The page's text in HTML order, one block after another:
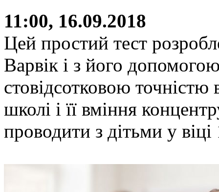
11:00, 16.09.2018
Цей простий тест
Варвік і з його
стовідсотковою
школі і її вміння
проводити з дітьми у віці